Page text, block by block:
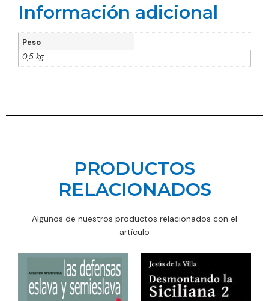
Información adicional
Peso
0,5 kg
PRODUCTOS
RELACIONADOS
Algunos de nuestros productos relacionados con el
artículo